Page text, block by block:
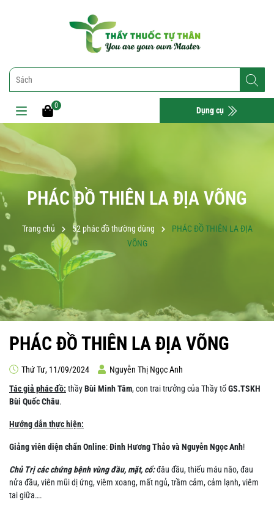
0 Dụng cụ
PHÁC ĐỒ THIÊN LA ĐỊA VÕNG
Trang chủ 52 phác đồ thường dùng
PHÁC ĐỒ THIÊN LA ĐỊA
VÕNG
PHÁC ĐỒ THIÊN LA ĐỊA VÕNG
Thứ Tư, 11/09/2024
Nguyễn Thị Ngọc Anh
Tác giả phác đồ: thầyBùi Minh Tâm, con trai trưởng của Thầy tổGS.TSKH
Bùi Quốc Châu.
Hướng dẫn thực hiện:
Giảng viên diện chẩn Online:Đinh Hương Thảo và Nguyễn Ngọc Anh!
Chủ Trị các chứng bệnh vùng đầu, mặt, cổ:đâu đầu, thiếu máu não, đau
nửa đầu, viên mũi dị ứng, viêm xoang, mất ngủ, trầm cảm, cảm lạnh, viêm
tai giữa….